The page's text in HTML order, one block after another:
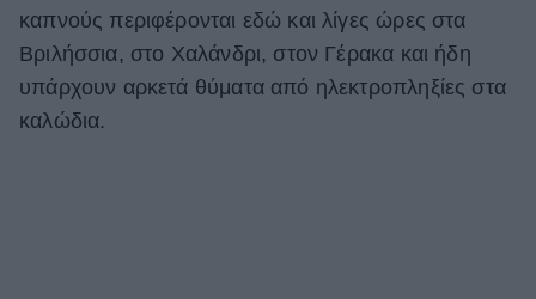
καπνούς περιφέρονται εδώ και λίγες ώρες στα
Βριλήσσια, στο Χαλάνδρι, στον Γέρακα και ήδη
υπάρχουν αρκετά θύματα από ηλεκτροπληξίες στα
καλώδια.